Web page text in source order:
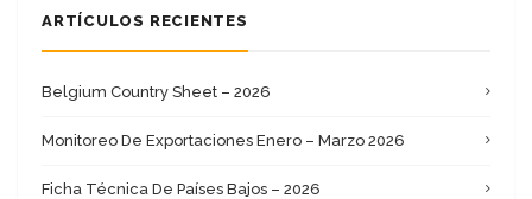
ARTÍCULOS RECIENTES
Belgium Country Sheet – 2026
Monitoreo De Exportaciones Enero – Marzo 2026
Ficha Técnica De Países Bajos – 2026